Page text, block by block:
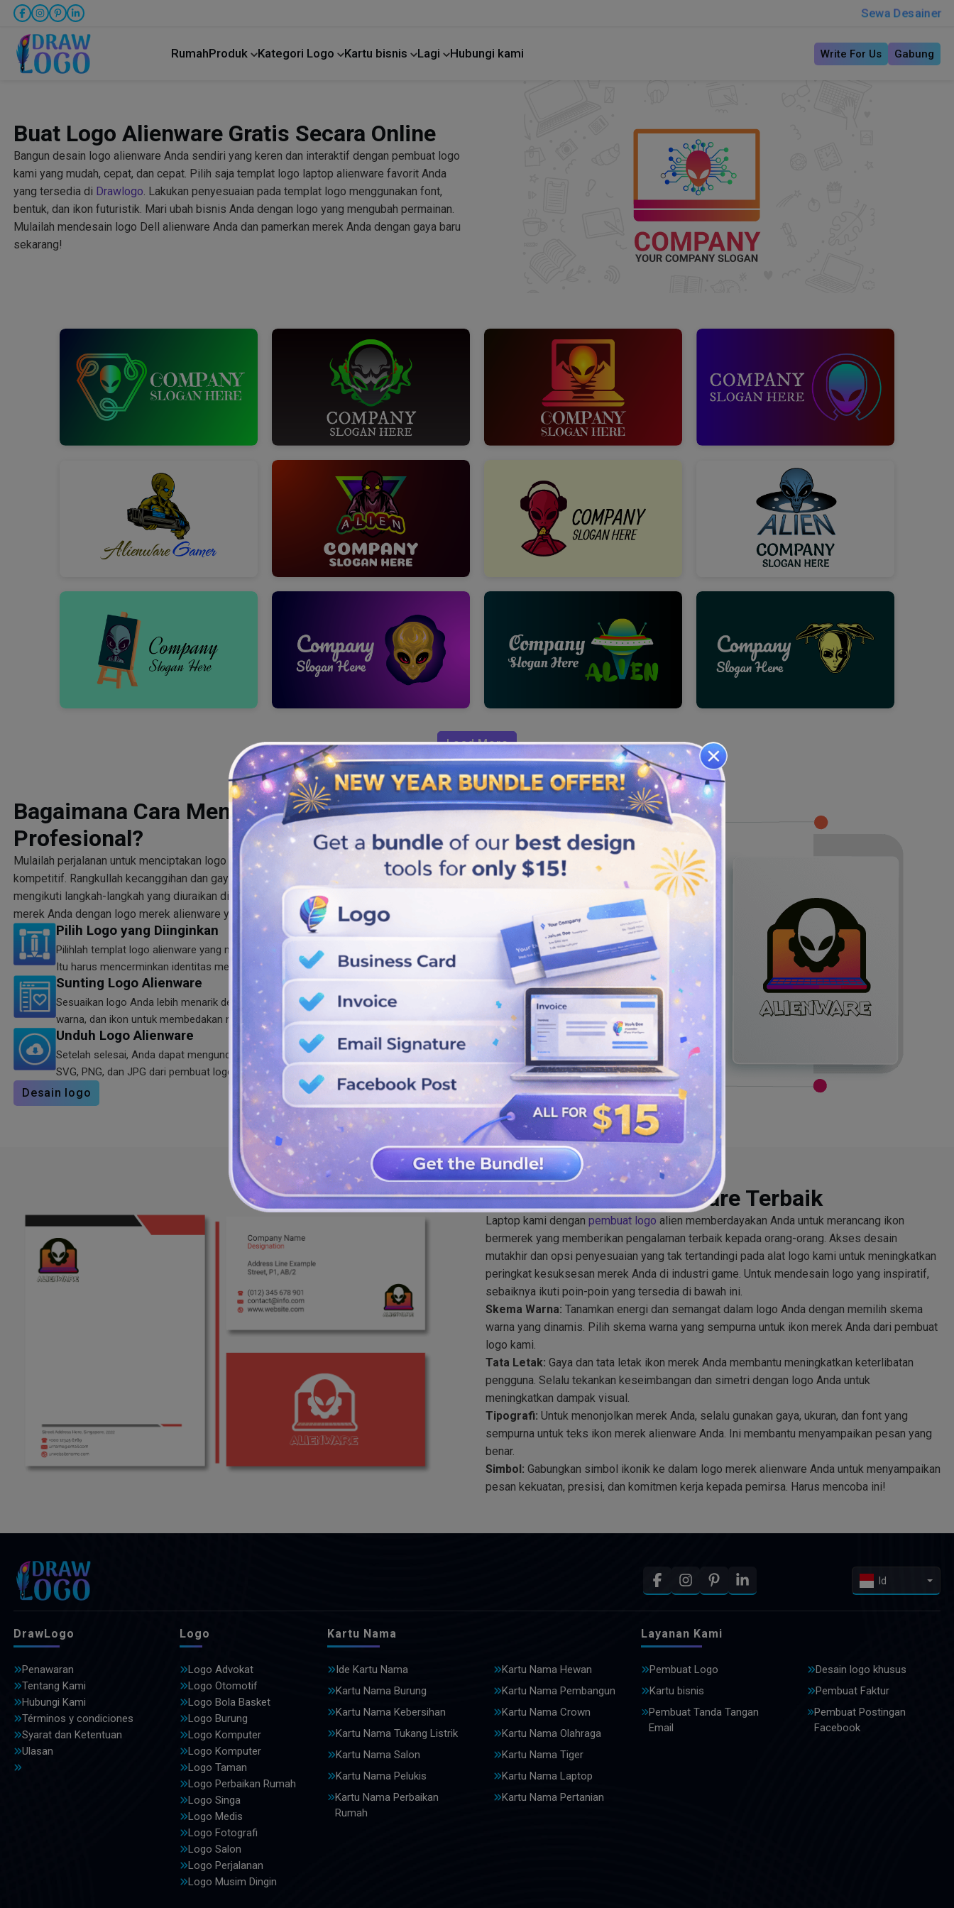
Sewa Desainer
RumahProduk Kategori Logo Kartu bisnis Lagi Hubungi kami Write For Us Gabung
Buat Logo Alienware Gratis Secara Online
Bangun desain logo alienware Anda sendiri yang keren dan interaktif dengan pembuat logo
kami yang mudah, cepat, dan cepat. Pilih saja templat logo laptop alienware favorit Anda
yang tersedia di Drawlogo. Lakukan penyesuaian pada templat logo menggunakan font,
bentuk, dan ikon futuristik. Mari ubah bisnis Anda dengan logo yang mengubah permainan.
Mulailah mendesain logo Dell alienware Anda dan pamerkan merek Anda dengan gaya baru
sekarang!
Load More
Bagaimana Cara Membuat Logo Alienware
Profesional?
Mulailah perjalanan untuk menciptakan logo perangkat asing yang menonjol di dunia
kompetitif. Rangkullah kecanggihan dan gaya melalui logo Anda dengan membuatnya
mengikuti langkah-langkah yang diuraikan di bawah ini. Bersiaplah untuk meningkatkan
merek Anda dengan logo merek alienware yang benar-benar unik.
Pilih Logo yang Diinginkan
Pilihlah templat logo alienware yang menampilkan setiap detail mengenai merek Anda.
Itu harus mencerminkan identitas merek Anda dalam gaya yang unik.
Sunting Logo Alienware
Sesuaikan logo Anda lebih menarik dengan menggabungkan berbagai bentuk, gaya, font,
warna, dan ikon untuk membedakan merek Anda dari merek lain.
Unduh Logo Alienware
Setelah selesai, Anda dapat mengunduh logo game dalam berbagai format termasuk
SVG, PNG, dan JPG dari pembuat logo kami yang mudah, cepat, dan berkualitas tinggi.
Desain logo
Pembuat Logo Alienware Terbaik
Laptop kami dengan pembuat logo alien memberdayakan Anda untuk merancang ikon
bermerek yang memberikan pengalaman terbaik kepada orang-orang. Akses desain
mutakhir dan opsi penyesuaian yang tak tertandingi pada alat logo kami untuk meningkatkan
peringkat kesuksesan merek Anda di industri game. Untuk mendesain logo yang inspiratif,
sebaiknya ikuti poin-poin yang tersedia di bawah ini.
Skema Warna: Tanamkan energi dan semangat dalam logo Anda dengan memilih skema
warna yang dinamis. Pilih skema warna yang sempurna untuk ikon merek Anda dari pembuat
logo kami.
Tata Letak: Gaya dan tata letak ikon merek Anda membantu meningkatkan keterlibatan
pengguna. Selalu tekankan keseimbangan dan simetri dengan logo Anda untuk
meningkatkan dampak visual.
Tipografi: Untuk menonjolkan merek Anda, selalu gunakan gaya, ukuran, dan font yang
sempurna untuk teks ikon merek alienware Anda. Ini membantu menyampaikan pesan yang
benar.
Simbol: Gabungkan simbol ikonik ke dalam logo merek alienware Anda untuk menyampaikan
pesan kekuatan, presisi, dan komitmen kerja kepada pemirsa. Harus mencoba ini!
Id
DrawLogo
Penawaran
Tentang Kami
Hubungi Kami
Términos y condiciones
Syarat dan Ketentuan
Ulasan
Logo
Logo Advokat
Logo Otomotif
Logo Bola Basket
Logo Burung
Logo Komputer
Logo Komputer
Logo Taman
Logo Perbaikan Rumah
Logo Singa
Logo Medis
Logo Fotografi
Logo Salon
Logo Perjalanan
Logo Musim Dingin
Kartu Nama
Ide Kartu Nama
Kartu Nama Hewan
Kartu Nama Burung
Kartu Nama Pembangun
Kartu Nama Kebersihan
Kartu Nama Crown
Kartu Nama Tukang Listrik
Kartu Nama Olahraga
Kartu Nama Salon
Kartu Nama Tiger
Kartu Nama Pelukis
Kartu Nama Laptop
Kartu Nama Perbaikan
Rumah
Kartu Nama Pertanian
Layanan Kami
Pembuat Logo
Desain logo khusus
Kartu bisnis
Pembuat Faktur
Pembuat Tanda Tangan
Email
Pembuat Postingan
Facebook